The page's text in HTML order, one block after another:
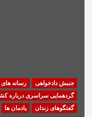
جنبش دادخواهی رسانه
گردهمایی سراسری درباره
گفتگوهای زندان
یادمان ها